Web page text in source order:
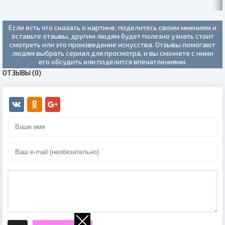
Если есть что сказать о картине, поделитесь своим мнением и
оставьте отзывы, другим людям будет полезно узнать стоит
смотреть или это произведение искусства. Отзывы помогают
людям выбрать сериал для просмотра, и вы сможете с ними
его обсудить или поделится впечатлениями.
ОТЗЫВЫ (0)